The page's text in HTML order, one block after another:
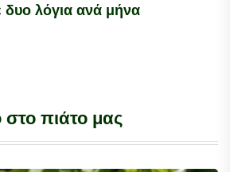
δυο λόγια ανά μήνα
πιάτο μας